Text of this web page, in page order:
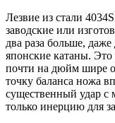
Лезвие из стали
заводские или
два раза больше,
японские катаны.
почти на дюйм шире
точку баланса ножа
существенный удар
только инерцию для